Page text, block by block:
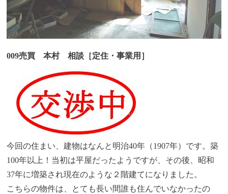
009売買 本村 相談［定住・事業用］
今回の住まい、建物はなんと明治40年（1907年）です。築
100年以上！当初は平屋だったようですが、その後、昭和
37年に増築され現在のような２階建てになりました。
こちらの物件は、とても長い間誰も住んでいなかったの